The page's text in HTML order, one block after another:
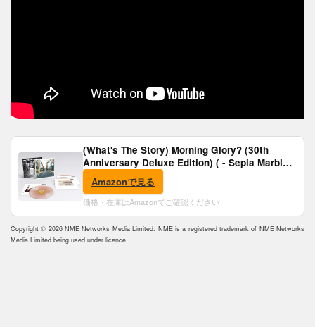
(What's The Story) Morning Glory? (30th
Anniversary Deluxe Edition) ( - Sepia Marble
Vinyl) [Analog]
Amazonで見る
価格・在庫はAmazonでご確認ください
Copyright © 2026 NME Networks Media Limited. NME is a registered trademark of NME Networks
Media Limited being used under licence.